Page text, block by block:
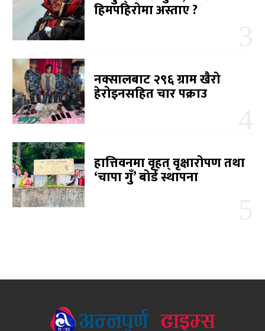
हिमपहिरोमा अस्ताए ?
नक्सालबाट २९६ ग्राम खैरो
हेरोइनसहित चार पक्राउ
हात्तिवनमा वृहत् वृक्षारोपण तथा
‘चापा गुँ’ बोर्ड स्थापना